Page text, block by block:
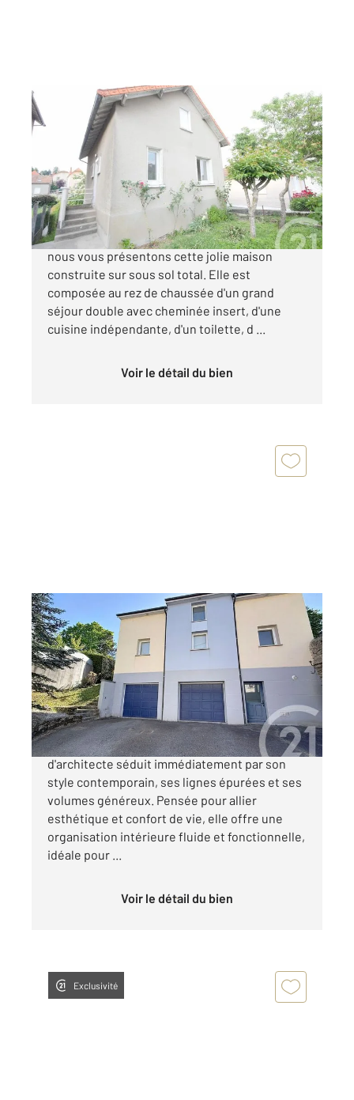
GUERET 23
, 4 pièces
Ref : 3564
Maison à vendre
87 000 €
GUERET, dans un quartier calme pavillonnaire,
nous vous présentons cette jolie maison
construite sur sous sol total. Elle est
composée au rez de chaussée d'un grand
séjour double avec cheminée insert, d'une
cuisine indépendante, d'un toilette, d ...
Voir le détail du bien
GUERET 23
105 m2, 5 pièces
Ref : 3713
Maison à vendre
210 000 €
Au cœur de Guéret, cette élégante maison
d'architecte séduit immédiatement par son
style contemporain, ses lignes épurées et ses
volumes généreux. Pensée pour allier
esthétique et confort de vie, elle offre une
organisation intérieure fluide et fonctionnelle,
idéale pour ...
Voir le détail du bien
Exclusivité